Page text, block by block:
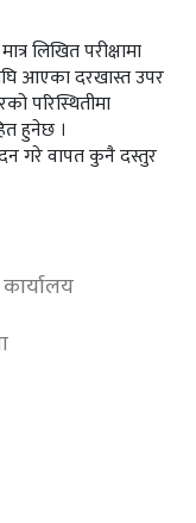
लिखित परीक्षामा
आएका दरखास्त उपर
परिस्थितीमा
हुनेछ ।
गरे वापत कुनै दस्तुर